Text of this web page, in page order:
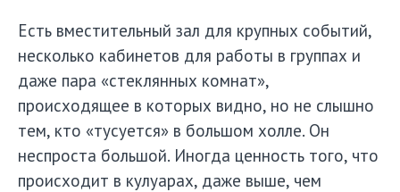
Есть вместительный зал для крупных событий,
несколько кабинетов для работы в группах и
даже пара «стеклянных комнат»,
происходящее в которых видно, но не слышно
тем, кто «тусуется» в большом холле. Он
неспроста большой. Иногда ценность того, что
происходит в кулуарах, даже выше, чем